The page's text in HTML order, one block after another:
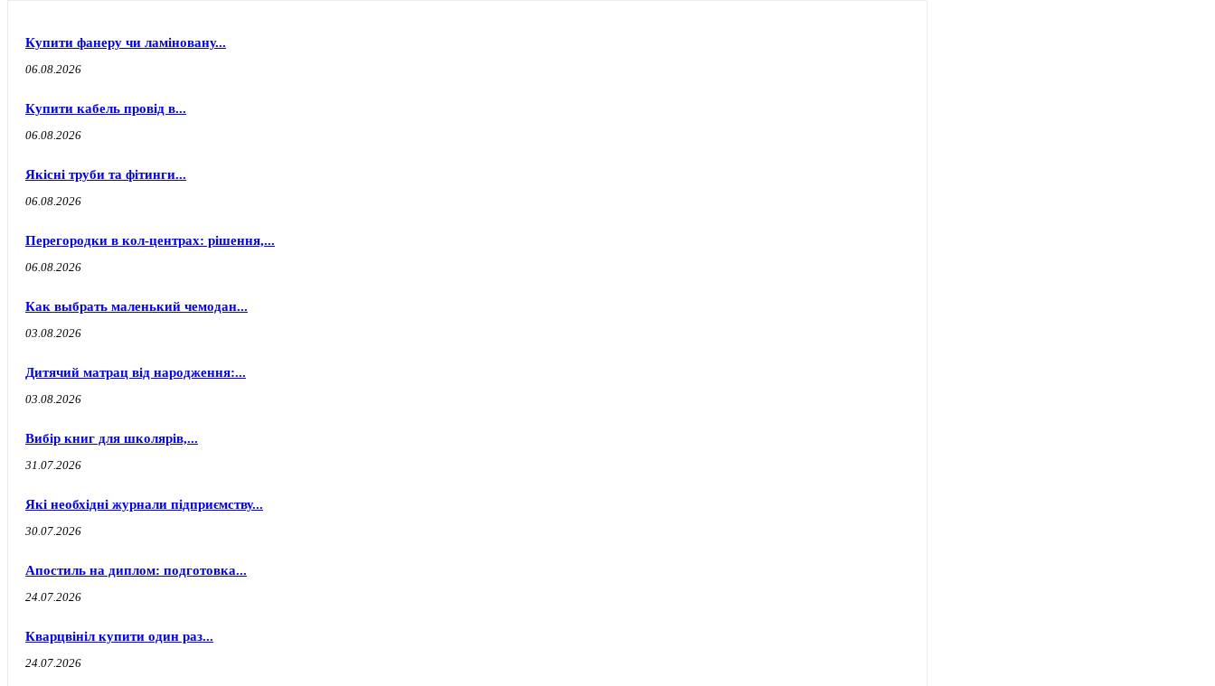
Купити фанеру чи ламіновану...
06.08.2026
Купити кабель провід в...
06.08.2026
Якісні труби та фітинги...
06.08.2026
Перегородки в кол-центрах: рішення,...
06.08.2026
Как выбрать маленький чемодан...
03.08.2026
Дитячий матрац від народження:...
03.08.2026
Вибір книг для школярів,...
31.07.2026
Які необхідні журнали підприємству...
30.07.2026
Апостиль на диплом: подготовка...
24.07.2026
Кварцвініл купити один раз...
24.07.2026